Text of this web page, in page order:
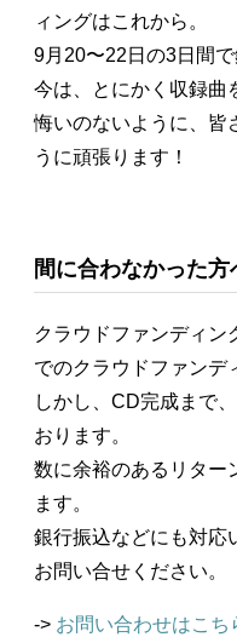
ィングはこれから。
9月20〜22日の3日間で
今は、とにかく収録曲
悔いのないように、皆
うに頑張ります！
間に合わなかった方
クラウドファンディン
でのクラウドファンデ
しかし、CD完成まで
おります。
数に余裕のあるリター
ます。
銀行振込などにも対応
お問い合せください。
-> お問い合わせはこち